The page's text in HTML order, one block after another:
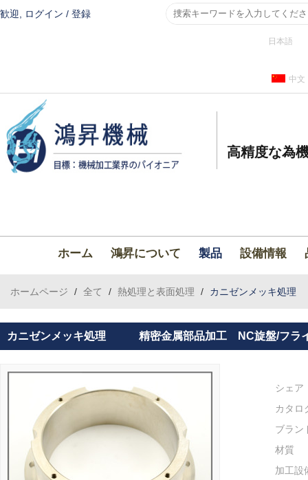
歓迎, ログイン / 登録
日本語
中文
高精度な為
ホーム 鴻昇について 製品 設備情報
ホームページ / 全て / 熱処理と表面処理 / カニゼンメッキ処
カニゼンメッキ処理 精密金属部品加工 NC旋盤/フラ
シェア
カタロ
ブラン
材質
加工設